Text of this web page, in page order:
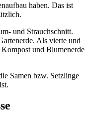
haben. Das ist
und Strauchschnitt.
Als vierte und
und Blumenerde
Samen bzw. Setzlinge